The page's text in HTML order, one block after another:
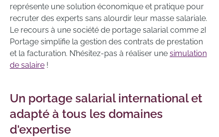
représente une solution économique et pratique pour
recruter des experts sans alourdir leur masse salariale.
Le recours à une société de portage salarial comme 2I
Portage simplifie la gestion des contrats de prestation
et la facturation. N’hésitez-pas à réaliser une simulation
de salaire !
Un portage salarial international et
adapté à tous les domaines
d'expertise